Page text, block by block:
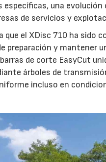
específicas, una
de servicios y
el XDisc 710 ha sido
preparación y mantener
de corte EasyCut
árboles de
incluso en